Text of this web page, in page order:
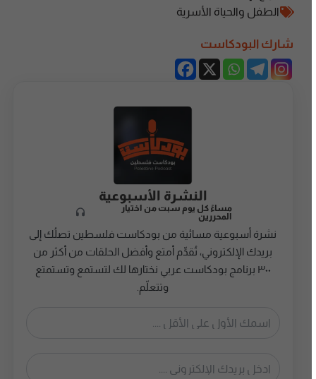
الطفل والحياة الأسرية
شارك البودكاست
النشرة الأسبوعية
مساءً كل يوم سبت من اختيار
المحررين
نشرة أسبوعية مسائية من بودكاست فلسطين تصلُك إلى
بريدك الإلكتروني، تُقدِّم أمتع وأفضل الحلقات من أكثر من
٣٠٠ برنامج بودكاست عربي نختارها لك لتستمع وتستمتع
وتتعلّم.